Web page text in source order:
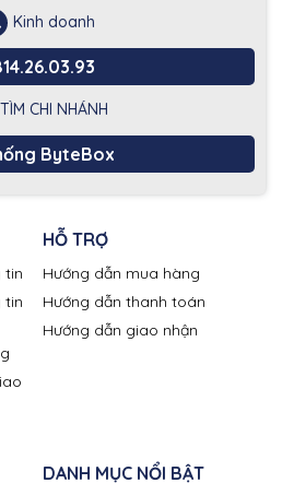
Kinh doanh
TÌM CHI NHÁNH
ByteBox
tin
tin
HỖ TRỢ
Hướng dẫn mua hàng
Hướng dẫn thanh toán
Hướng dẫn giao nhận
DANH MỤC NỔI BẬT